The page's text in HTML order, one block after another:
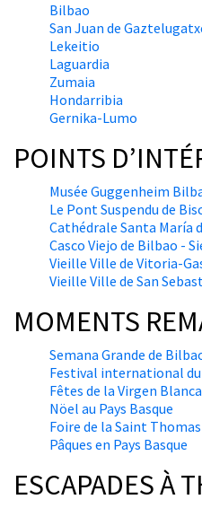
Bilbao
San Juan de
Lekeitio
Laguardia
Zumaia
Hondarribia
Gernika-Lumo
POINTS
Musée Guggenheim
Le Pont Suspendu de
Cathédrale Santa María
Casco Viejo de Bilbao -
Vieille Ville de Vitoria-
Vieille Ville de San
MOMENTS
Semana Grande de
Festival international
Fêtes de la Virgen Blanca
Nöel au Pays Basque
Foire de la Saint Thomas
Pâques en Pays Basque
ESCAPADES À